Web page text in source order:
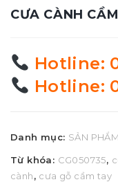
CƯA CÀNH
Hotline:
Hotline:
Danh mục: SẢN
Từ khóa: CG050735,
cành, cưa gỗ cầm tay